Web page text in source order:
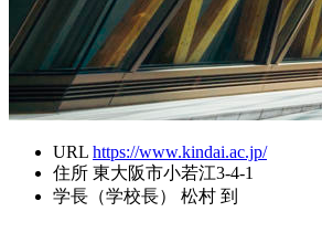
URL https://www.kindai.ac.jp/
住所 東大阪市小若江3-4-1
学長（学校長）
松村 到